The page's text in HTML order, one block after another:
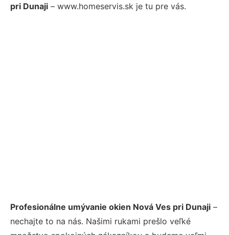
pri Dunaji – www.homeservis.sk je tu pre vás.
Profesionálne umývanie okien Nová Ves pri Dunaji –
nechajte to na nás. Našimi rukami prešlo veľké